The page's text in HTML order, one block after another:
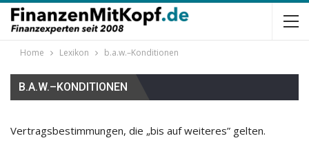
Home Lexikon b.a.w.–Konditionen
B.A.W.–KONDITIONEN
Vertragsbestimmungen, die „bis auf weiteres” gelten.